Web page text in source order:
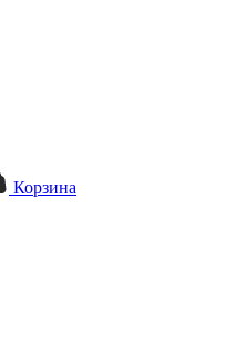
Корзина